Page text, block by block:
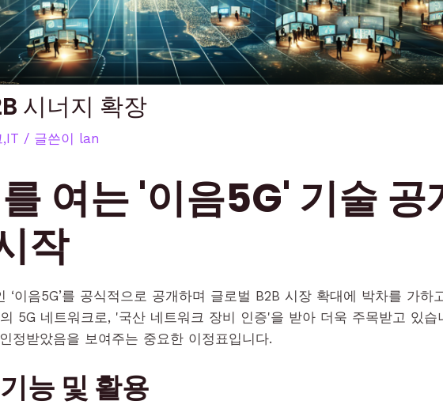
시너지 확장
,IT / 글쓴이 lan
여는 '이음5G' 기술 공
작
‘이음5G’를 공식적으로 공개하며 글로벌 B2B 시장 확대에 박차를 가하
5G 네트워크로, '국산 네트워크 장비 인증'을 받아 더욱 주목받고 있습
정받았음을 보여주는 중요한 이정표입니다.
능 및 활용